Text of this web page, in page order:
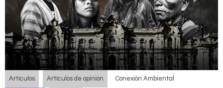
Artículos Artículos de opinión Conexión Ambiental